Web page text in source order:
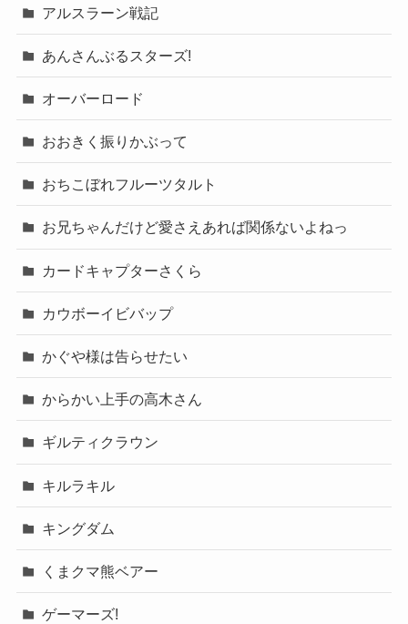
アルスラーン戦記
あんさんぶるスターズ!
オーバーロード
おおきく振りかぶって
おちこぼれフルーツタルト
お兄ちゃんだけど愛さえあれば関係ないよねっ
カードキャプターさくら
カウボーイビバップ
かぐや様は告らせたい
からかい上手の高木さん
ギルティクラウン
キルラキル
キングダム
くまクマ熊ベアー
ゲーマーズ!